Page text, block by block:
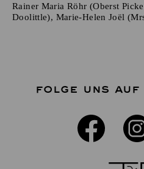
Rainer Maria Röhr (Oberst
Doolittle), Marie-Helen Joël
FOLGE UNS